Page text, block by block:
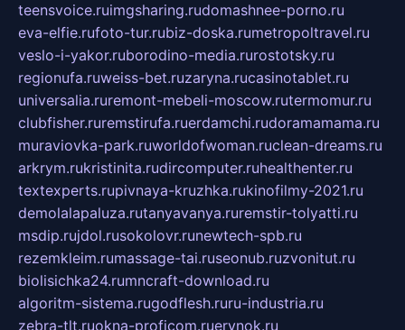
teensvoice.ruimgsharing.rudomashnee-porno.ru
eva-elfie.rufoto-tur.rubiz-doska.rumetropoltravel.ru
veslo-i-yakor.ruborodino-media.rurostotsky.ru
regionufa.ruweiss-bet.ruzaryna.rucasinotablet.ru
universalia.ruremont-mebeli-moscow.rutermomur.ru
clubfisher.ruremstirufa.ruerdamchi.rudoramamama.ru
muraviovka-park.ruworldofwoman.ruclean-dreams.ru
arkrym.rukristinita.rudircomputer.ruhealthenter.ru
textexperts.rupivnaya-kruzhka.rukinofilmy-2021.ru
demolalapaluza.rutanyavanya.ruremstir-tolyatti.ru
msdip.rujdol.rusokolovr.runewtech-spb.ru
rezemkleim.rumassage-tai.ruseonub.ruzvonitut.ru
biolisichka24.rumncraft-download.ru
algoritm-sistema.rugodflesh.ruru-industria.ru
zebra-tlt.ruokna-proficom.ruerynok.ru